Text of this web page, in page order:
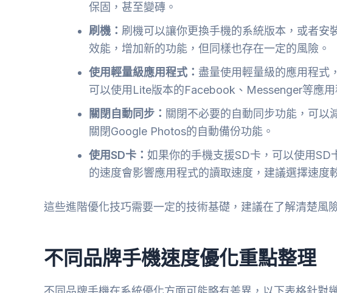
保固，甚至變磚。
刷機： 刷機可以讓你更換手機的系統版本，或者安
效能，增加新的功能，但同樣也存在一定的風險。
使用輕量級應用程式： 盡量使用輕量級的應用程式
可以使用Lite版本的Facebook、Messenger等應用
關閉自動同步： 關閉不必要的自動同步功能，可以
關閉Google Photos的自動備份功能。
使用SD卡： 如果你的手機支援SD卡，可以使用
的速度會影響應用程式的讀取速度，建議選擇速度
這些進階優化技巧需要一定的技術基礎，建議在了解清楚風
不同品牌手機速度優化重點整理